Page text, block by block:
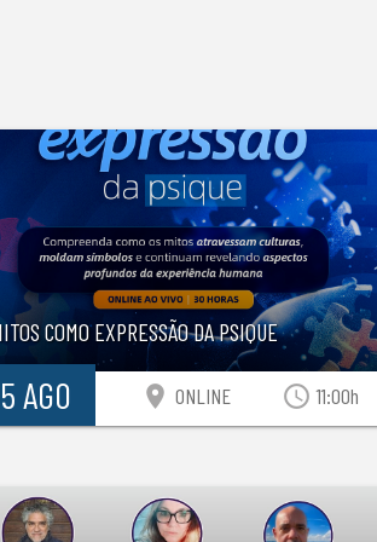
COMO EXPRESSÃO DA PSIQUE
AGO location_on ONLINE access_time 11:00h